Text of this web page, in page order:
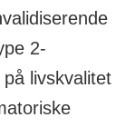
2-
livskvalitet